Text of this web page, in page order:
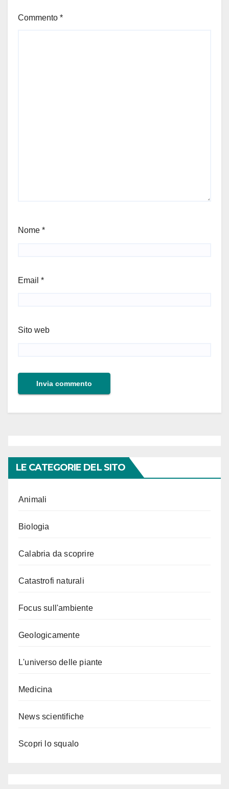
Commento *
Nome *
Email *
Sito web
LE CATEGORIE DEL SITO
Animali
Biologia
Calabria da scoprire
Catastrofi naturali
Focus sull'ambiente
Geologicamente
L'universo delle piante
Medicina
News scientifiche
Scopri lo squalo